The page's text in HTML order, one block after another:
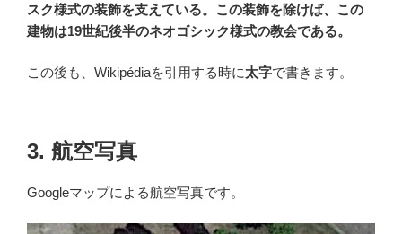
スク様式の装飾を支えている。この装飾を除けば、この
建物は19世紀後半のネオゴシック様式の教会である。
この後も、Wikipédiaを引用する時に太字で書きます。
3. 航空写真
Googleマップによる航空写真です。